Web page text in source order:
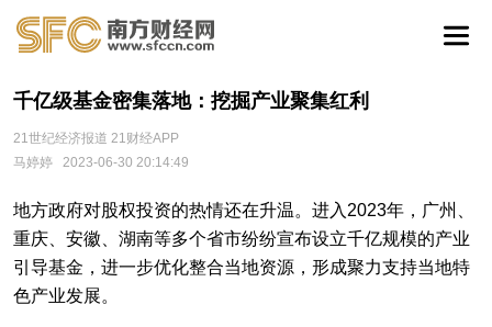
千亿级基金密集落地：挖掘产业聚集红利
21世纪经济报道 21财经APP
马婷婷
2023-06-30 20:14:49
地方政府对股权投资的热情还在升温。进入2023年，广州、
重庆、安徽、湖南等多个省市纷纷宣布设立千亿规模的产业
引导基金，进一步优化整合当地资源，形成聚力支持当地特
色产业发展。